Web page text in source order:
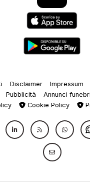
Disclaimer Impressum
Pubblicità
Annunci funebri
Cookie Policy